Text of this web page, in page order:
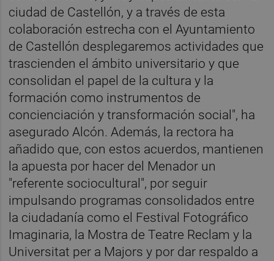
ciudad de Castellón, y a través de esta
colaboración estrecha con el Ayuntamiento
de Castellón desplegaremos actividades que
trascienden el ámbito universitario y que
consolidan el papel de la cultura y la
formación como instrumentos de
concienciación y transformación social", ha
asegurado Alcón. Además, la rectora ha
añadido que, con estos acuerdos, mantienen
la apuesta por hacer del Menador un
"referente sociocultural", por seguir
impulsando programas consolidados entre
la ciudadanía como el Festival Fotográfico
Imaginaria, la Mostra de Teatre Reclam y la
Universitat per a Majors y por dar respaldo a